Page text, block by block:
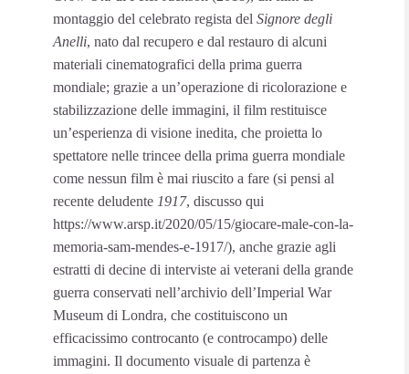
montaggio del celebrato regista del Signore degli
Anelli, nato dal recupero e dal restauro di alcuni
materiali cinematografici della prima guerra
mondiale; grazie a un’operazione di ricolorazione e
stabilizzazione delle immagini, il film restituisce
un’esperienza di visione inedita, che proietta lo
spettatore nelle trincee della prima guerra mondiale
come nessun film è mai riuscito a fare (si pensi al
recente deludente 1917, discusso qui
https://www.arsp.it/2020/05/15/giocare-male-con-la-
memoria-sam-mendes-e-1917/), anche grazie agli
estratti di decine di interviste ai veterani della grande
guerra conservati nell’archivio dell’Imperial War
Museum di Londra, che costituiscono un
efficacissimo controcanto (e controcampo) delle
immagini. Il documento visuale di partenza è